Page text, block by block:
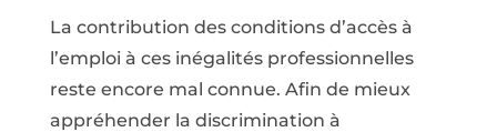
La contribution des conditions d’accès à
l’emploi à ces inégalités professionnelles
reste encore mal connue. Afin de mieux
appréhender la discrimination à